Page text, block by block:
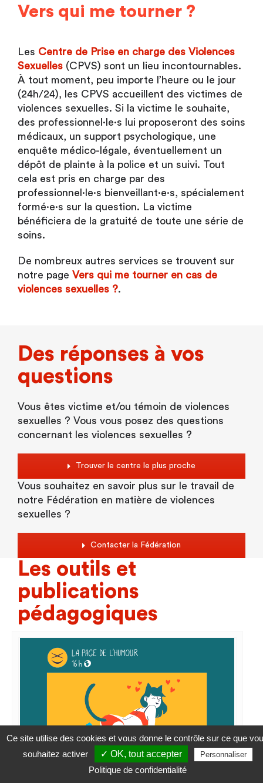
Vers qui me tourner ?
Les Centre de Prise en charge des Violences
Sexuelles (CPVS) sont un lieu incontournables.
À tout moment, peu importe l’heure ou le jour
(24h/24), les CPVS accueillent des victimes de
violences sexuelles. Si la victime le souhaite,
des professionnel·le·s lui proposeront des soins
médicaux, un support psychologique, une
enquête médico-légale, éventuellement un
dépôt de plainte à la police et un suivi. Tout
cela est pris en charge par des
professionnel·le·s bienveillant·e·s, spécialement
formé·e·s sur la question. La victime
bénéficiera de la gratuité de toute une série de
soins.
De nombreux autres services se trouvent sur
notre page Vers qui me tourner en cas de
violences sexuelles ?.
Des réponses à vos
questions
Vous êtes victime et/ou témoin de violences
sexuelles ? Vous vous posez des questions
concernant les violences sexuelles ?
Trouver le centre le plus proche
Vous souhaitez en savoir plus sur le travail de
notre Fédération en matière de violences
sexuelles ?
Contacter la Fédération
Les outils et
publications
pédagogiques
Ce site utilise des cookies et vous donne le contrôle sur ce que
souhaitez activer
✓ OK, tout accepter Personnaliser
Politique de confidentialité